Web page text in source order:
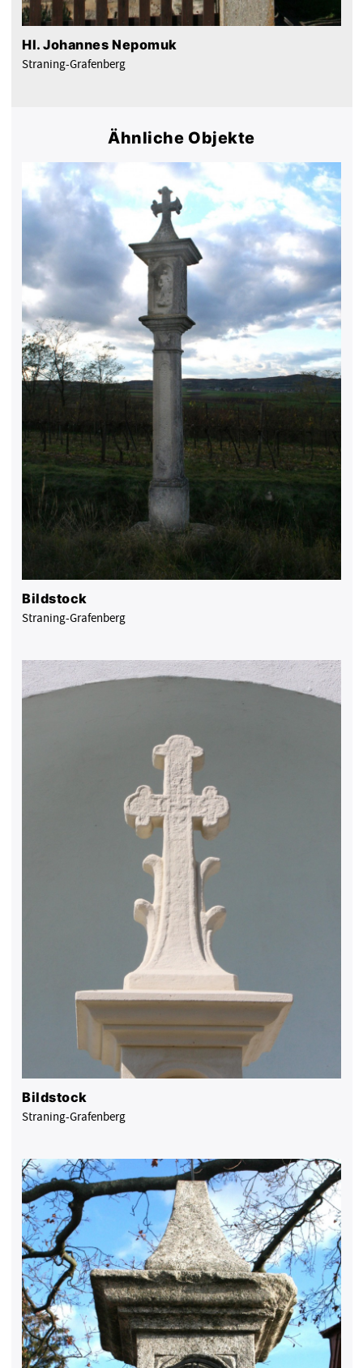
Hl. Johannes Nepomuk
Straning-Grafenberg
Ähnliche Objekte
Bildstock
Straning-Grafenberg
Bildstock
Straning-Grafenberg